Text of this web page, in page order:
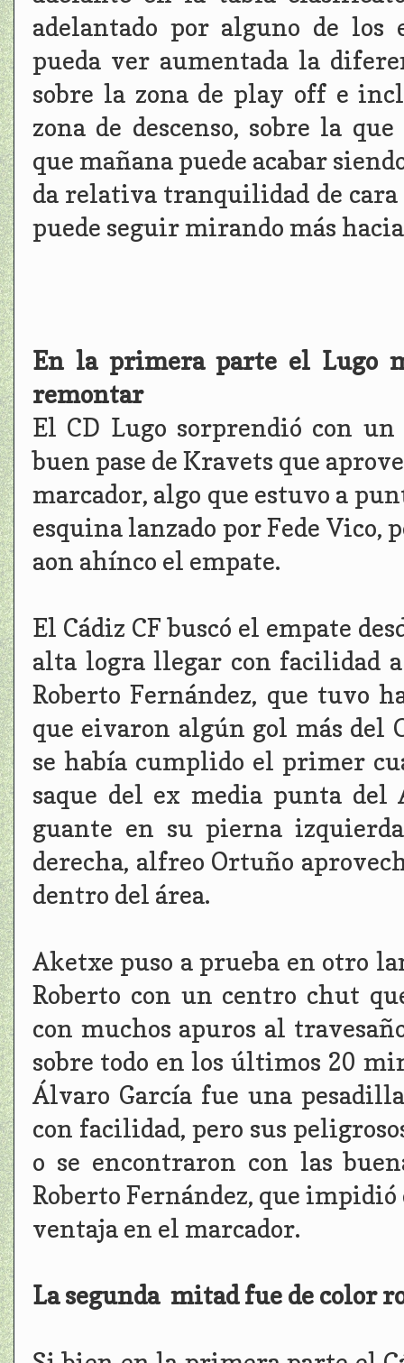
adelantado por alguno de los
pueda ver aumentada la
sobre la zona de play off e
zona de descenso, sobre la
que mañana puede acabar
da relativa tranquilidad de cara
puede seguir mirando más
En la primera parte el Lugo
remontar
El CD Lugo sorprendió con
buen pase de Kravets que
marcador, algo que estuvo a
esquina lanzado por Fede Vico,
aon ahínco el empate.
El Cádiz CF buscó el empate
alta logra llegar con facilidad
Roberto Fernández, que tuvo
que eivaron algún gol más del
se había cumplido el primer
saque del ex media punta
guante en su pierna
derecha, alfreo Ortuño
dentro del área.
Aketxe puso a prueba en otro
Roberto con un centro chut
con muchos apuros al
sobre todo en los últimos 20
Álvaro García fue una
con facilidad, pero sus
o se encontraron con las
Roberto Fernández, que impidió
ventaja en el marcador.
La segunda mitad fue de color